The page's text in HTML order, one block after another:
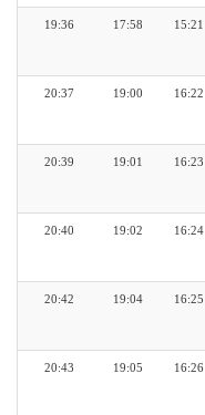
15:21
17:58
19:36
16:22
19:00
20:37
16:23
19:01
20:39
16:24
19:02
20:40
16:25
19:04
20:42
16:26
19:05
20:43